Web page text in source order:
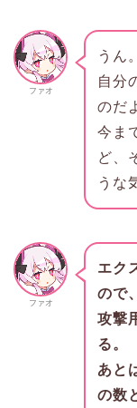
ファオ
うん。
自分
のだ
今ま
ど、
うな
ファオ
エク
ので
攻撃
る。
あと
の数